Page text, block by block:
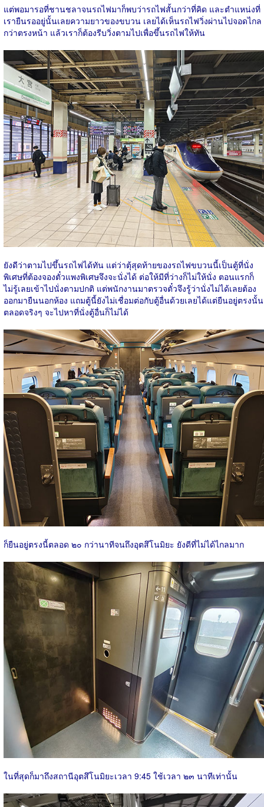
แต่พอมารอที่ชานชลาจนรถไฟมาก็พบว่ารถไฟสั้นกว่าที่คิด และตำแหน่งที่
เรายืนรออยู่นั้นเลยความยาวของขบวน เลยได้เห็นรถไฟวิ่งผ่านไปจอดไกล
กว่าตรงหน้า แล้วเราก็ต้องรีบวิ่งตามไปเพื่อขึ้นรถไฟให้ทัน
ยังดีว่าตามไปขึ้นรถไฟได้ทัน แต่ว่าตุ้สุดท้ายของรถไฟขบวนนี้เป็นตู้ที่นั่ง
พิเศษที่ต้องจองตั๋วแพงพิเศษจึงจะนั่งได้ ต่อให้มีที่ว่างก็ไม่ให้นั่ง ตอนแรกก็
ไม่รู้เลยเข้าไปนั่งตามปกติ แต่พนักงานมาตรวจตั๋วจึงรู้ว่านั่งไม่ได้เลยต้อง
ออกมายืนนอกห้อง แถมตู้นี้ยังไม่เชื่อมต่อกับตู้อื่นด้วยเลยได้แต่ยืนอยู่ตรงนั้น
ตลอดจริงๆ จะไปหาที่นั่งตู้อื่นก็ไม่ได้
ก็ยืนอยู่ตรงนี้ตลอด ๒๐​ กว่านาทีจนถึงอุตสึโนมิยะ ยังดีที่ไม่ได้ไกลมาก
ในที่สุดก็มาถึงสถานีอุตสึโนมิยะเวลา 9:45 ใช้เวลา ๒๓ นาทีเท่านั้น